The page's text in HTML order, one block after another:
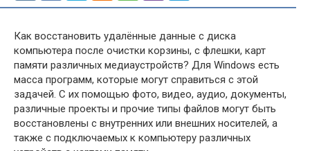
Как восстановить удалённые данные с диска
компьютера после очистки корзины, с флешки, карт
памяти различных медиаустройств? Для Windows есть
масса программ, которые могут справиться с этой
задачей. С их помощью фото, видео, аудио, документы,
различные проекты и прочие типы файлов могут быть
восстановлены с внутренних или внешних носителей, а
также с подключаемых к компьютеру различных